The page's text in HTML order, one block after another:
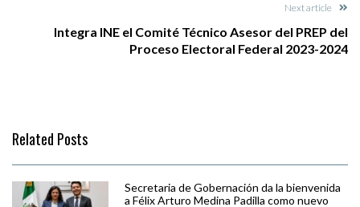
Next article
Integra INE el Comité Técnico Asesor del PREP del
Proceso Electoral Federal 2023-2024
Related Posts
Secretaria de Gobernación da la bienvenida
a Félix Arturo Medina Padilla como nuevo